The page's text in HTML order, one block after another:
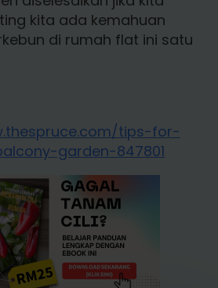
kita ada kemahuan
di rumah flat ini satu
tips-for-
garden-847801